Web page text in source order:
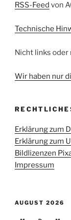
RSS-Feed von
Technische
Nicht links oder
Wir haben nur
Erklärung zum
Erklärung zum
Bildlizenzen
Impressum
AUGUST 2026